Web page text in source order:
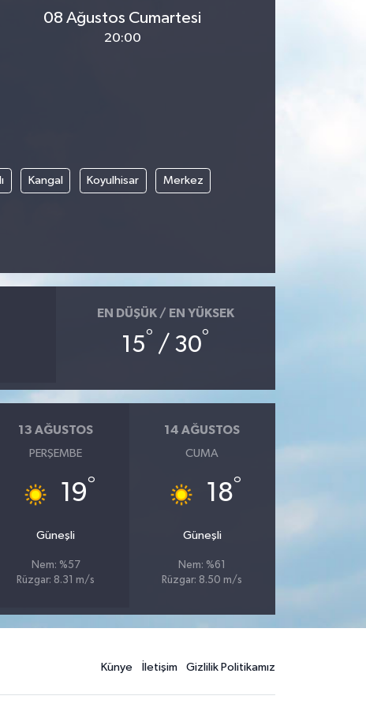
08 Ağustos Cumartesi
20:00
Kangal Koyulhisar Merkez
EN DÜŞÜK / EN YÜKSEK
15° / 30°
13 AĞUSTOS
PERŞEMBE
19°
Güneşli
Nem: %57
Rüzgar: 8.31 m/s
14 AĞUSTOS
CUMA
18°
Güneşli
Nem: %61
Rüzgar: 8.50 m/s
Künye İletişim Gizlilik Politikamız